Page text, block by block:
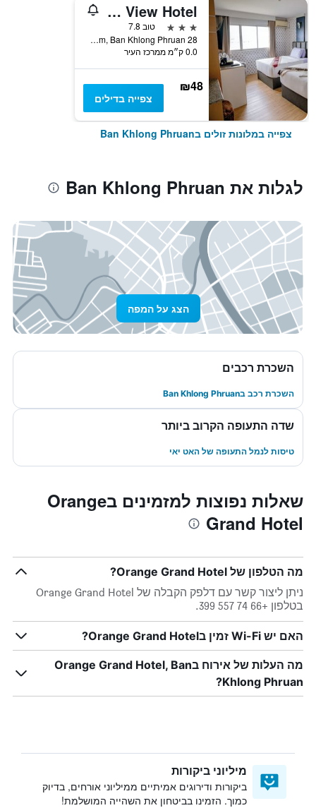
Satit Grand View Hotel
3 כוכבים
טוב 7.8
28 Moo 7 Soi Karnjanaruji 3 Sumnakkham, Ban Khlong Phruan, תאילנד
0.0 ק״מ ממרכז העיר
₪48
צפייה בדילים
צפייה במלונות זולים בBan Khlong Phruan
לגלות את Ban Khlong Phruan
הצג על המפה
השכרת רכבים
השכרת רכב בBan Khlong Phruan
שדה התעופה הקרוב ביותר
טיסות לנמל התעופה של האט יאי
שאלות נפוצות למזמינים בOrange
Grand Hotel
מה הטלפון של Orange Grand Hotel?
ניתן ליצור קשר עם דלפק הקבלה של Orange Grand Hotel
בטלפון +66 74 557 399.
האם יש Wi-Fi זמין בOrange Grand Hotel?
מה העלות של אירוח בOrange Grand Hotel, Ban
Khlong Phruan?
מיליוני ביקורות
ביקורות ודירוגים אמיתיים ממיליוני אורחים, בדיוק
כמוך. הזמינו בביטחון את השהייה המושלמת!